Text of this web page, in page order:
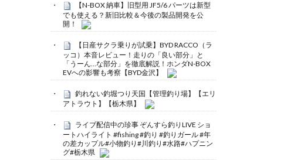
【N-BOX 納車】旧型用 JF5/6 パーツは新型
でも使える？新旧比較＆今後の製品開発を公
開！
【日産サクラ乗りが試乗】BYD RACCO（ラ
ッコ）本音レビュー！走りの「良い部分」と
「うーん…な部分」を徹底解説！ホンダN-BOX
EVへの影響も考察【BYD金沢】
釣れない釣堀つり天国【管理釣り場】【エリ
アトラウト】【栃木県】
ライブ配信中の珍事 ぞんすら釣りLIVE ショ
ートハイライト #fishing #釣り #釣りガール #年
の差カップル#小物釣り#川釣り#水路#ハプニン
グ#栃木県